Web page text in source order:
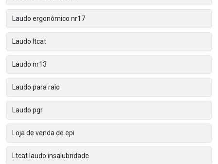
Laudo ergonômico nr17
Laudo ltcat
Laudo nr13
Laudo para raio
Laudo pgr
Loja de venda de epi
Ltcat laudo insalubridade